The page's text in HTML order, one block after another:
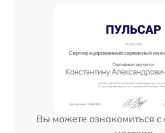
Вы можете ознакомиться с